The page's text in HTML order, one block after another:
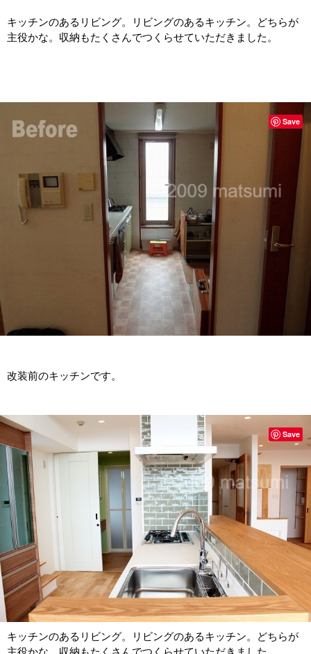
キッチンのあるリビング。リビングのあるキッチン。どちらが
主役かな。収納もたくさんでつくらせていただきました。
改装前のキッチンです。
Save
キッチンのあるリビング。リビングのあるキッチン。どちらが
主役かな。収納もたくさんでつくらせていただきました。
Save